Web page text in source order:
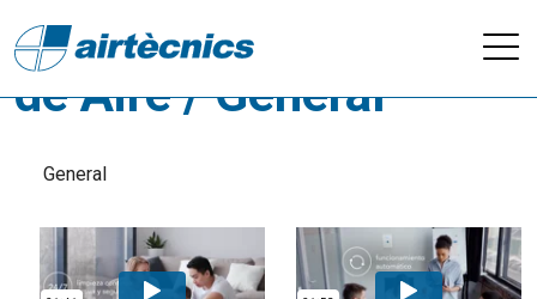
Videos - Purificación
de Aire / General
General